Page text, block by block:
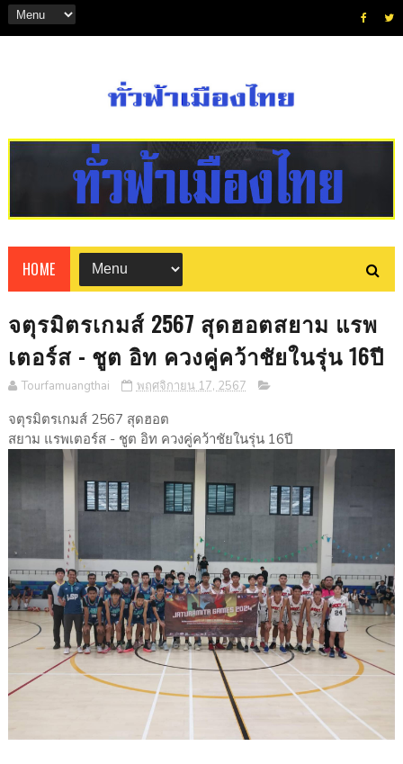
HOME
จตุรมิตรเกมส์ 2567 สุดฮอตสยาม แรพ
เตอร์ส - ชูต อิท ควงคู่คว้าชัยในรุ่น 16ปี
Tourfamuangthai พฤศจิกายน 17, 2567
จตุรมิตรเกมส์ 2567 สุดฮอต
สยาม แรพเตอร์ส - ชูต อิท ควงคู่คว้าชัยในรุ่น 16ปี